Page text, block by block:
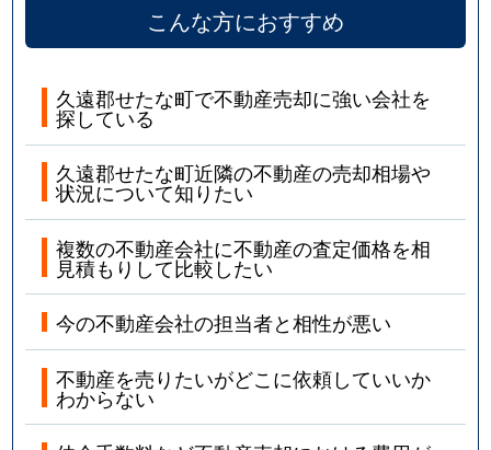
こんな方におすすめ
久遠郡せたな町で不動産売却に強い会社を
探している
久遠郡せたな町近隣の不動産の売却相場や
状況について知りたい
複数の不動産会社に不動産の査定価格を相
見積もりして比較したい
今の不動産会社の担当者と相性が悪い
不動産を売りたいがどこに依頼していいか
わからない